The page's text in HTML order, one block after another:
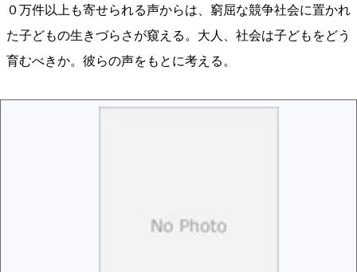
０万件以上も寄せられる声からは、窮屈な競争社会に置かれ
た子どもの生きづらさが窺える。大人、社会は子どもをどう
育むべきか。彼らの声をもとに考える。